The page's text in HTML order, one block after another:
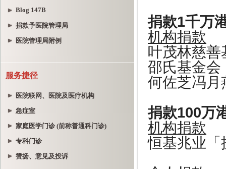
Blog 147B
捐款予医院管理局
医院管理局附例
服务捷径
医院联网、医院及医疗机构
急症室
家庭医学门诊 (前称普通科门诊)
专科门诊
赞扬、意见及投诉